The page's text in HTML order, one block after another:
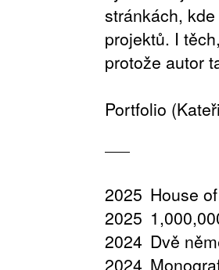
stránkách,
projektů. I
protože autor
Portfolio
2025 House
2025
2024 Dvě
2024